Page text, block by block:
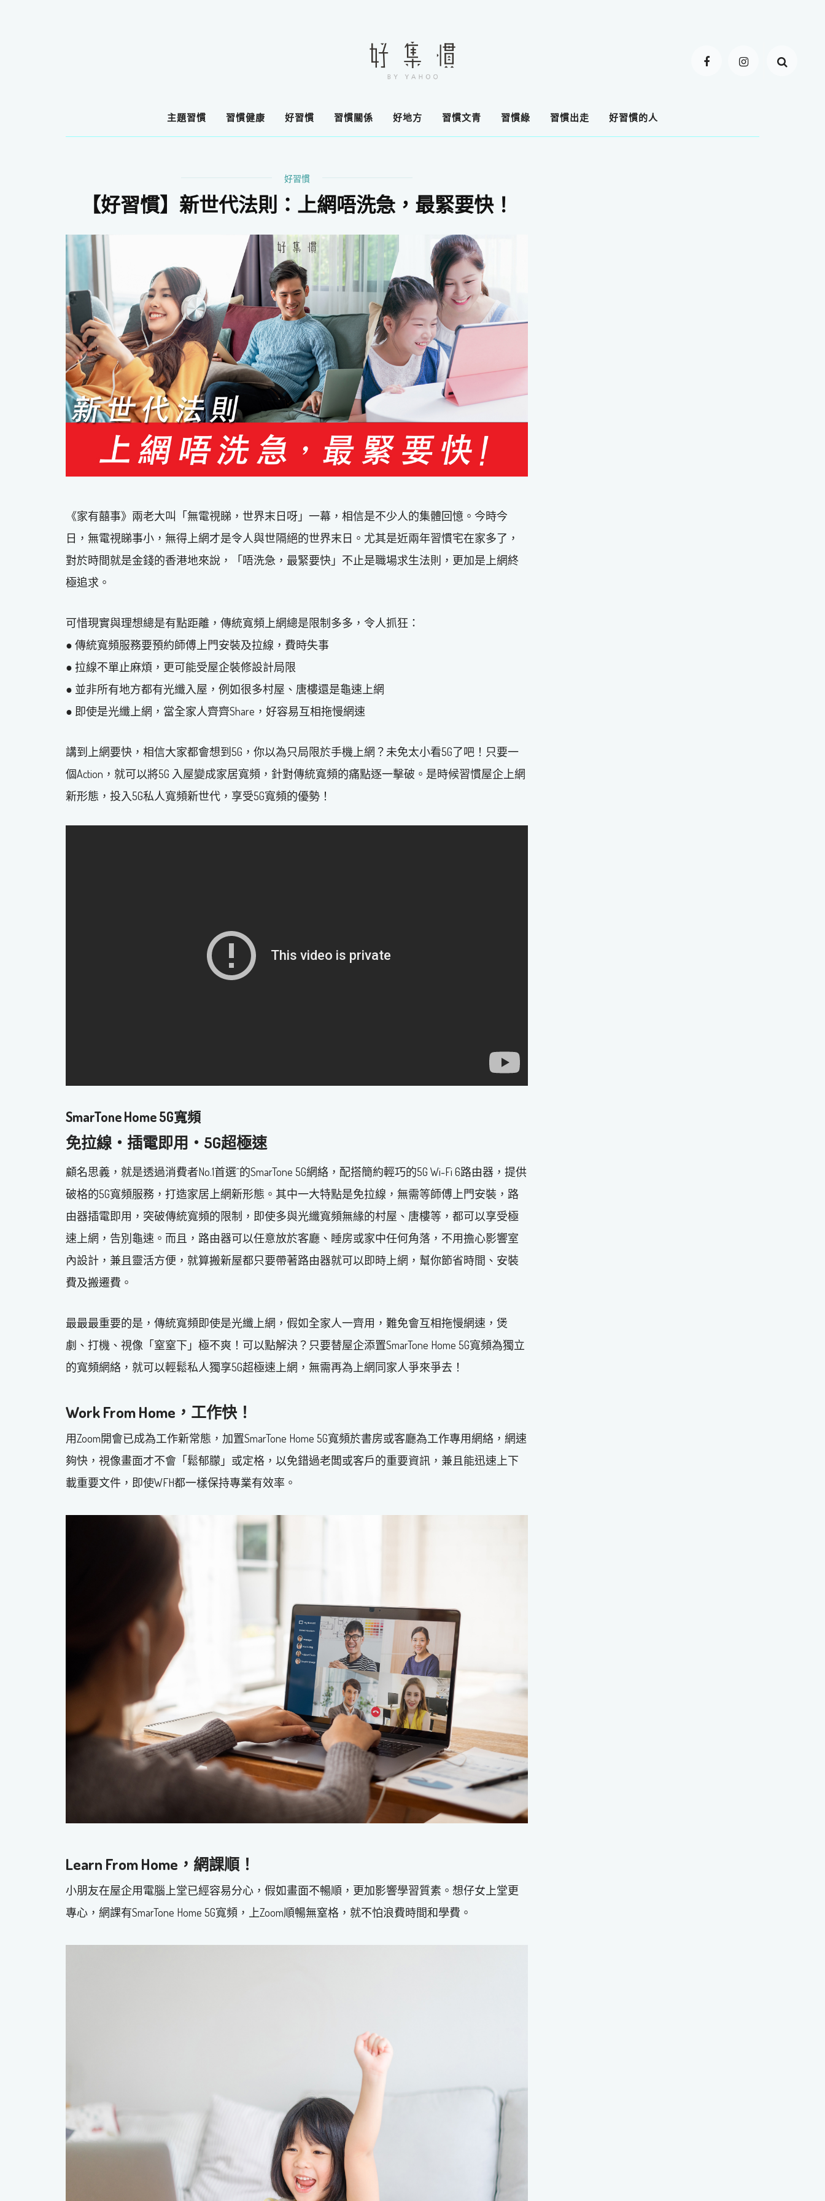
主題習慣 習慣健康 好習慣 習慣關係 好地方 習慣文青 習慣綠 習慣出走 好習慣的人
好習慣
【好習慣】新世代法則：上網唔洗急，最緊要快！
《家有囍事》兩老大叫「無電視睇，世界末日呀」一幕，相信是不少人的集體回憶。今時今
日，無電視睇事小，無得上網才是令人與世隔絕的世界末日。尤其是近兩年習慣宅在家多了，
對於時間就是金錢的香港地來說，「唔洗急，最緊要快」不止是職場求生法則，更加是上網終
極追求。
可惜現實與理想總是有點距離，傳統寬頻上網總是限制多多，令人抓狂：
● 傳統寬頻服務要預約師傅上門安裝及拉線，費時失事
● 拉線不單止麻煩，更可能受屋企裝修設計局限
● 並非所有地方都有光纖入屋，例如很多村屋、唐樓還是龜速上網
● 即使是光纖上網，當全家人齊齊Share，好容易互相拖慢網速
講到上網要快，相信大家都會想到5G，你以為只局限於手機上網？未免太小看5G了吧！只要一
個Action，就可以將5G 入屋變成家居寬頻，針對傳統寬頻的痛點逐一擊破。是時候習慣屋企上網
新形態，投入5G私人寬頻新世代，享受5G寬頻的優勢！
SmarTone Home 5G寬頻
免拉線‧插電即用‧5G超極速
顧名思義，就是透過消費者No.1首選^的SmarTone 5G網絡，配搭簡約輕巧的5G Wi-Fi 6路由器，提供
破格的5G寬頻服務，打造家居上網新形態。其中一大特點是免拉線，無需等師傅上門安裝，路
由器插電即用，突破傳統寬頻的限制，即使多與光纖寬頻無緣的村屋、唐樓等，都可以享受極
速上網，告別龜速。而且，路由器可以任意放於客廳、睡房或家中任何角落，不用擔心影響室
內設計，兼且靈活方便，就算搬新屋都只要帶著路由器就可以即時上網，幫你節省時間、安裝
費及搬遷費。
最最最重要的是，傳統寬頻即使是光纖上網，假如全家人一齊用，難免會互相拖慢網速，煲
劇、打機、視像「窒窒下」極不爽！可以點解決？只要替屋企添置SmarTone Home 5G寬頻為獨立
的寬頻網絡，就可以輕鬆私人獨享5G超極速上網，無需再為上網同家人爭來爭去！
Work From Home，工作快！
用Zoom開會已成為工作新常態，加置SmarTone Home 5G寬頻於書房或客廳為工作專用網絡，網速
夠快，視像畫面才不會「鬆郁朦」或定格，以免錯過老闆或客戶的重要資訊，兼且能迅速上下
載重要文件，即使WFH都一樣保持專業有效率。
Learn From Home，網課順！
小朋友在屋企用電腦上堂已經容易分心，假如畫面不暢順，更加影響學習質素。想仔女上堂更
專心，網課有SmarTone Home 5G寬頻，上Zoom順暢無窒格，就不怕浪費時間和學費。